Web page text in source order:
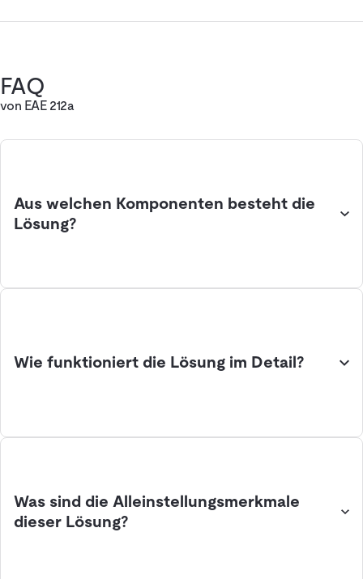
FAQ
von EAE 212a
Aus welchen Komponenten besteht die
Lösung?
Wie funktioniert die Lösung im Detail?
Was sind die Alleinstellungsmerkmale
dieser Lösung?